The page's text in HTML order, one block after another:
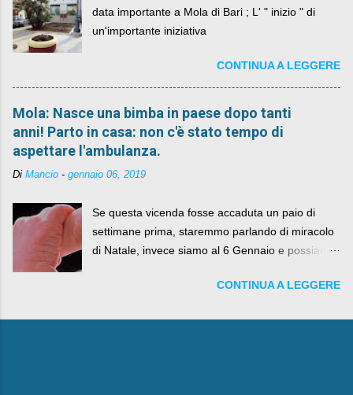
data importante a Mola di Bari ; L' " inizio " di
un'importante iniziativa
CONTINUA A LEGGERE
Mola: Nasce una bimba in paese dopo tanti
anni! Parto in casa: non c'è stato tempo di
aspettare l'ambulanza.
Di Mancio - gennaio 06, 2019
Se questa vicenda fosse accaduta un paio di
settimane prima, staremmo parlando di miracolo
di Natale, invece siamo al 6 Gennaio e possiamo
e la Befana, visto il lieto epilogo della vicenda.
CONTINUA A LEGGERE